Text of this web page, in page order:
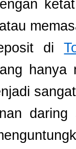
di
hanya